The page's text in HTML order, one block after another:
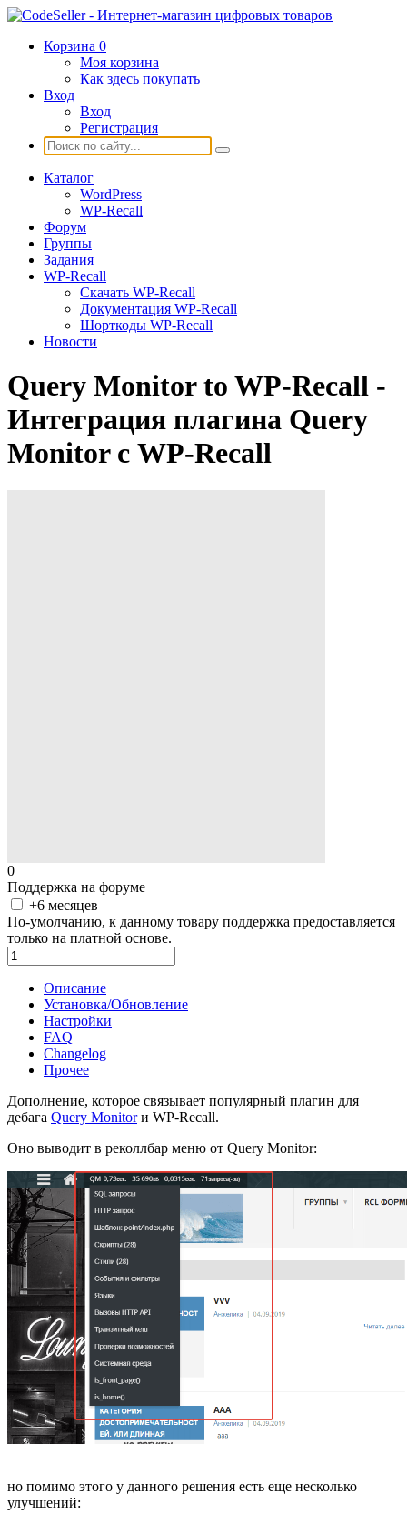
Корзина 0
Моя корзина
Как здесь покупать
Вход
Вход
Регистрация
Каталог
WordPress
WP-Recall
Форум
Группы
Задания
WP-Recall
Скачать WP-Recall
Документация WP-Recall
Шорткоды WP-Recall
Новости
Query Monitor to WP-Recall -
Интеграция плагина Query
Monitor с WP-Recall
0
Поддержка на форуме
+6 месяцев
По-умолчанию, к данному товару поддержка предоставляется
только на платной основе.
Описание
Установка/Обновление
Настройки
FAQ
Changelog
Прочее
Дополнение, которое связывает популярный плагин для
дебага Query Monitorи WP-Recall.
Оно выводит в реколлбар меню от Query Monitor:
но помимо этого у данного решения есть еще несколько
улучшений: